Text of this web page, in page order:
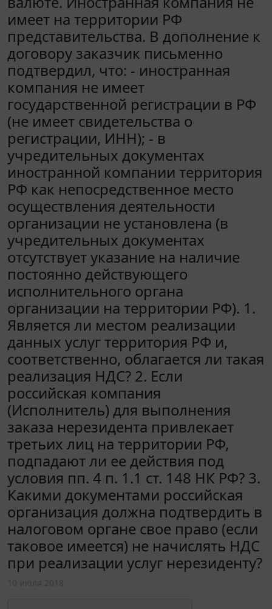
имеет на территории РФ
представительства. В дополнение к
договору заказчик письменно
подтвердил, что: - иностранная
компания не имеет
государственной регистрации в РФ
(не имеет свидетельства о
регистрации, ИНН); - в
учредительных документах
иностранной компании территория
РФ как непосредственное место
осуществления деятельности
организации не установлена (в
учредительных документах
отсутствует указание на наличие
постоянно действующего
исполнительного органа
организации на территории РФ). 1.
Является ли местом реализации
данных услуг территория РФ и,
соответственно, облагается ли такая
реализация НДС? 2. Если
российская компания
(Исполнитель) для выполнения
заказа нерезидента привлекает
третьих лиц на территории РФ,
подпадают ли ее действия под
условия пп. 4 п. 1.1 ст. 148 НК РФ? 3.
Какими документами российская
организация должна подтвердить в
налоговом органе свое право (если
таковое имеется) не начислять НДС
при реализации услуг нерезиденту?